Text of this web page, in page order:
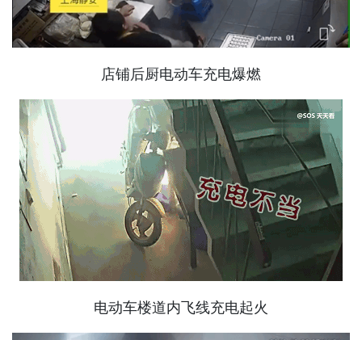
店铺后厨电动车充电爆燃
电动车楼道内飞线充电起火